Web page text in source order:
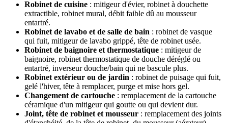
Robinet de cuisine : mitigeur d'évier, robinet à douchette
extractible, robinet mural, débit faible dû au mousseur
entartré.
Robinet de lavabo et de salle de bain : robinet de vasque
qui fuit, mitigeur de lavabo grippé, tête de robinet usée.
Robinet de baignoire et thermostatique : mitigeur de
baignoire, robinet thermostatique de douche déréglé ou
entartré, inverseur douche/bain qui ne bascule plus.
Robinet extérieur ou de jardin : robinet de puisage qui fuit,
gelé l'hiver, tête à remplacer, purge et mise hors gel.
Changement de cartouche : remplacement de la cartouche
céramique d'un mitigeur qui goutte ou qui devient dur.
Joint, tête de robinet et mousseur : remplacement des joints